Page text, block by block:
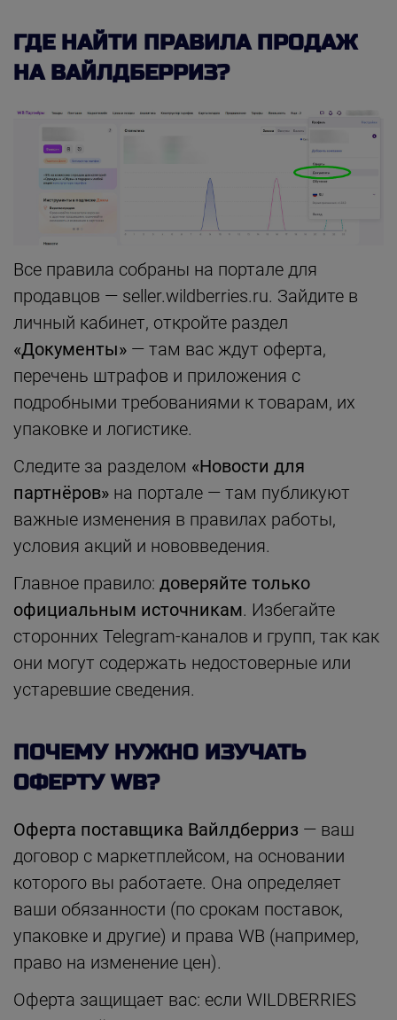
ГДЕ НАЙТИ ПРАВИЛА ПРОДАЖ
НА ВАЙЛДБЕРРИЗ?
Все правила собраны на портале для
продавцов — seller.wildberries.ru. Зайдите в
личный кабинет, откройте раздел
«Документы» — там вас ждут оферта,
перечень штрафов и приложения с
подробными требованиями к товарам, их
упаковке и логистике.
Следите за разделом «Новости для
партнёров» на портале — там публикуют
важные изменения в правилах работы,
условия акций и нововведения.
Главное правило: доверяйте только
официальным источникам. Избегайте
сторонних Telegram-каналов и групп, так как
они могут содержать недостоверные или
устаревшие сведения.
ПОЧЕМУ НУЖНО ИЗУЧАТЬ
ОФЕРТУ WB?
Оферта поставщика Вайлдберриз — ваш
договор с маркетплейсом, на основании
которого вы работаете. Она определяет
ваши обязанности (по срокам поставок,
упаковке и другие) и права WB (например,
право на изменение цен).
Оферта защищает вас: если WILDBERRIES